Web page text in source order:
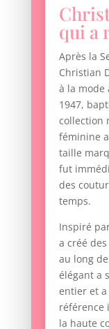
qui a
Après la
Christian
à la mode
1947,
collection
féminine
taille
fut
des
temps.
Inspiré
a créé
au long
élégant a
entier et
référence
la haute